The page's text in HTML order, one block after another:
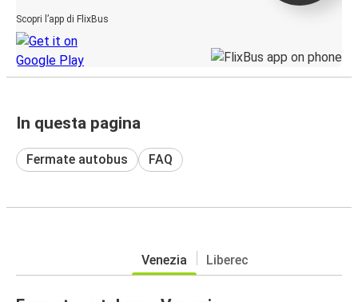
Scopri l’app di FlixBus
In questa pagina
Fermate autobus FAQ
Venezia Liberec